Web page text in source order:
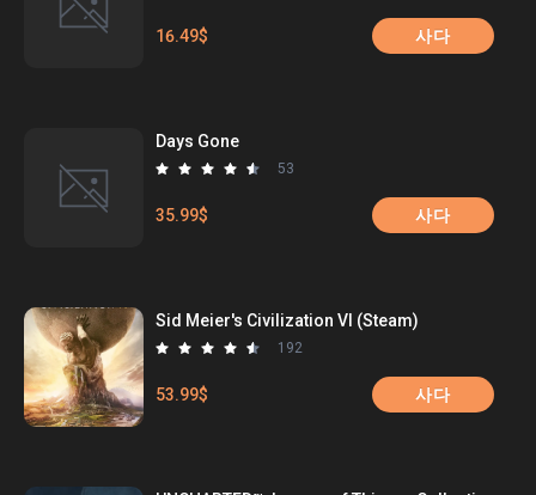
16.49$ 사다
Days Gone
53
35.99$ 사다
Sid Meier's Civilization VI (Steam)
192
53.99$ 사다